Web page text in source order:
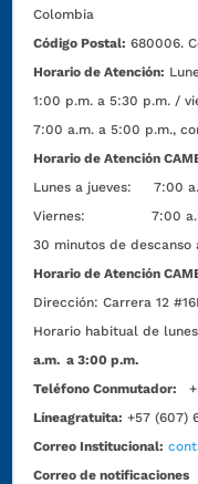
Colombia
Código Postal: 680006.
Horario de Atención:
1:00 p.m. a 5:30 p.m. /
7:00 a.m. a 5:00 p.m.,
Horario de Atención
Lunes a jueves: 7:00
Viernes: 7:00 a.m. a
30 minutos de descanso
Horario de Atención
Dirección:Carrera 12
Horario habitual de
a.m. a 3:00 p.m.
Teléfono Conmutador:
Líneagratuita: +57 (607)
Correo Institucional:
Correo de notificaciones